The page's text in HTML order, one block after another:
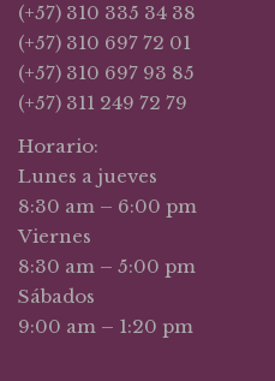
(+57) 310 335 34 38
(+57) 310 697 72 01
(+57) 310 697 93 85
(+57) 311 249 72 79
Horario:
Lunes a jueves
8:30 am – 6:00 pm
Viernes
8:30 am – 5:00 pm
Sábados
9:00 am – 1:20 pm